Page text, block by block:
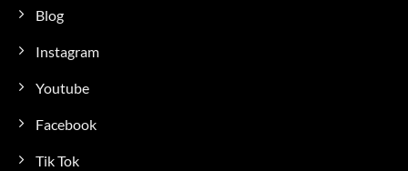
Blog
Instagram
Youtube
Facebook
Tik Tok